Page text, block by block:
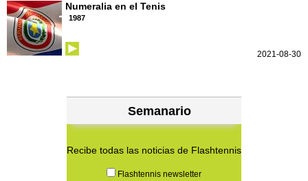
Numeralia en el Tenis
1987
2021-08-30
Semanario
Recibe todas las noticias de Flashtennis
Flashtennis newsletter